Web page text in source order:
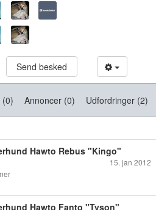
Send besked
(0) Annoncer (0) Udfordringer (2)
Hawto Rebus "Kingo"
15. jan 2012
Hawto Fanto "Tyson"